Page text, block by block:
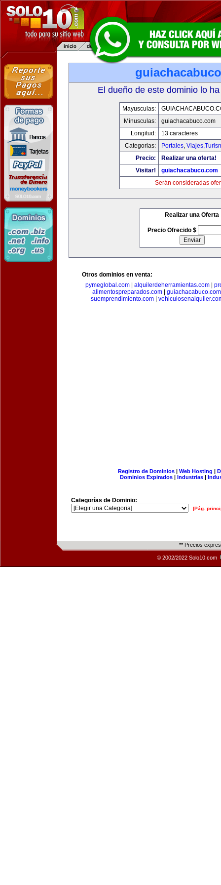
El dueño de este dominio lo
Mayusculas:
Minusculas:
guiachacabuco.com
Longitud:
13 caracteres
Categorias:
Portales,
Precio:
Realizar una oferta!
Visitar!
guiachacabuco.com
Serán consideradas
Realizar una Oferta
Precio Ofrecido $
Otros dominios en venta:
pymeglobal.com| alquilerdeherramientas.com|
alimentospreparados.com| guiachacabuco.com
suemprendimiento.com|
Registro de Dominios| Web Hosting |
Dominios Expirados | Industrias |
Categorías de Dominio:
[Pág.
** Precios
© 2002/2022 Solo10.com